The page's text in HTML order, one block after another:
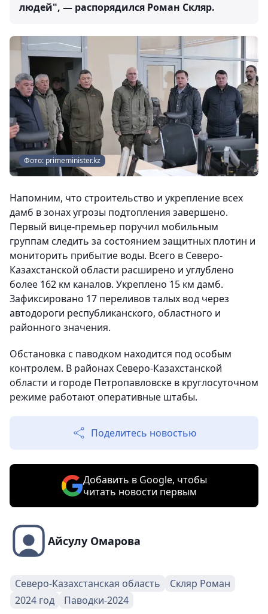
людей", — распорядился Роман Скляр.
Фото: primeminister.kz
Напомним, что строительство и укрепление всех
дамб в зонах угрозы подтопления завершено.
Первый вице-премьер поручил мобильным
группам следить за состоянием защитных плотин и
мониторить прибытие воды. Всего в Северо-
Казахстанской области расширено и углублено
более 162 км каналов. Укреплено 15 км дамб.
Зафиксировано 17 переливов талых вод через
автодороги республиканского, областного и
районного значения.
Обстановка с паводком находится под особым
контролем. В районах Северо-Казахстанской
области и городе Петропавловске в круглосуточном
режиме работают оперативные штабы.
Поделитесь новостью
Добавить в Google, чтобы
читать новости первым
Айсулу Омарова
Северо-Казахстанская область
Скляр Роман
2024 год
Паводки-2024